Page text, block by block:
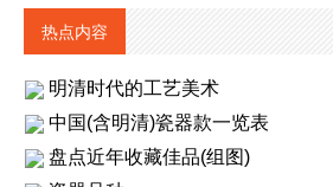
热点内容
明清时代的工艺美术
中国(含明清)瓷器款一览表
盘点近年收藏佳品(组图)